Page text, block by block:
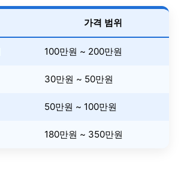
가격 범위
100만원 ~ 200만원
30만원 ~ 50만원
50만원 ~ 100만원
180만원 ~ 350만원